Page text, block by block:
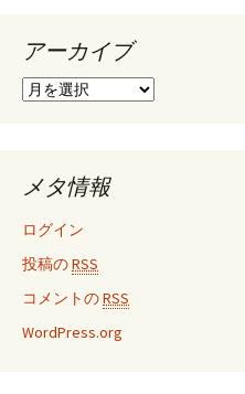
アーカイブ
ア
ブ
メタ情報
ログイン
投稿のRSS
コメントのRSS
WordPress.org